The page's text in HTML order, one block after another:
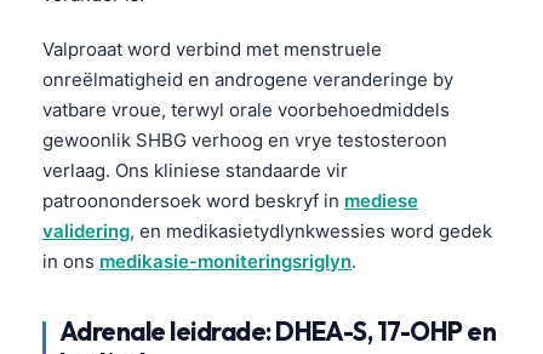
Valproaat word verbind met menstruele
onreëlmatigheid en androgene veranderinge by
vatbare vroue, terwyl orale voorbehoedmiddels
gewoonlik SHBG verhoog en vrye testosteroon
verlaag. Ons kliniese standaarde vir
patroonondersoek word beskryf in mediese
validering, en medikasietydlynkwessies word gedek
in ons medikasie-moniteringsriglyn.
Adrenale leidrade: DHEA-S, 17-OHP en
Монгол
Basa Jawa
Cebuano
ئۇيغۇرچە
Кыргызча
Татар теле
Беларуская мова